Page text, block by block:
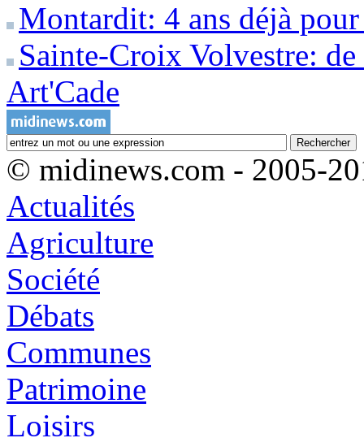
Montardit: 4 ans déjà
Sainte-Croix Volvestre:
Art'Cade
© midinews.com - 2005-
Actualités
Agriculture
Société
Débats
Communes
Patrimoine
Loisirs